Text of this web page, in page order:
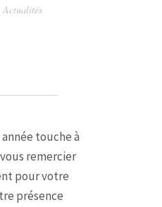
Actualités
touche à
remercier
pour votre
présence